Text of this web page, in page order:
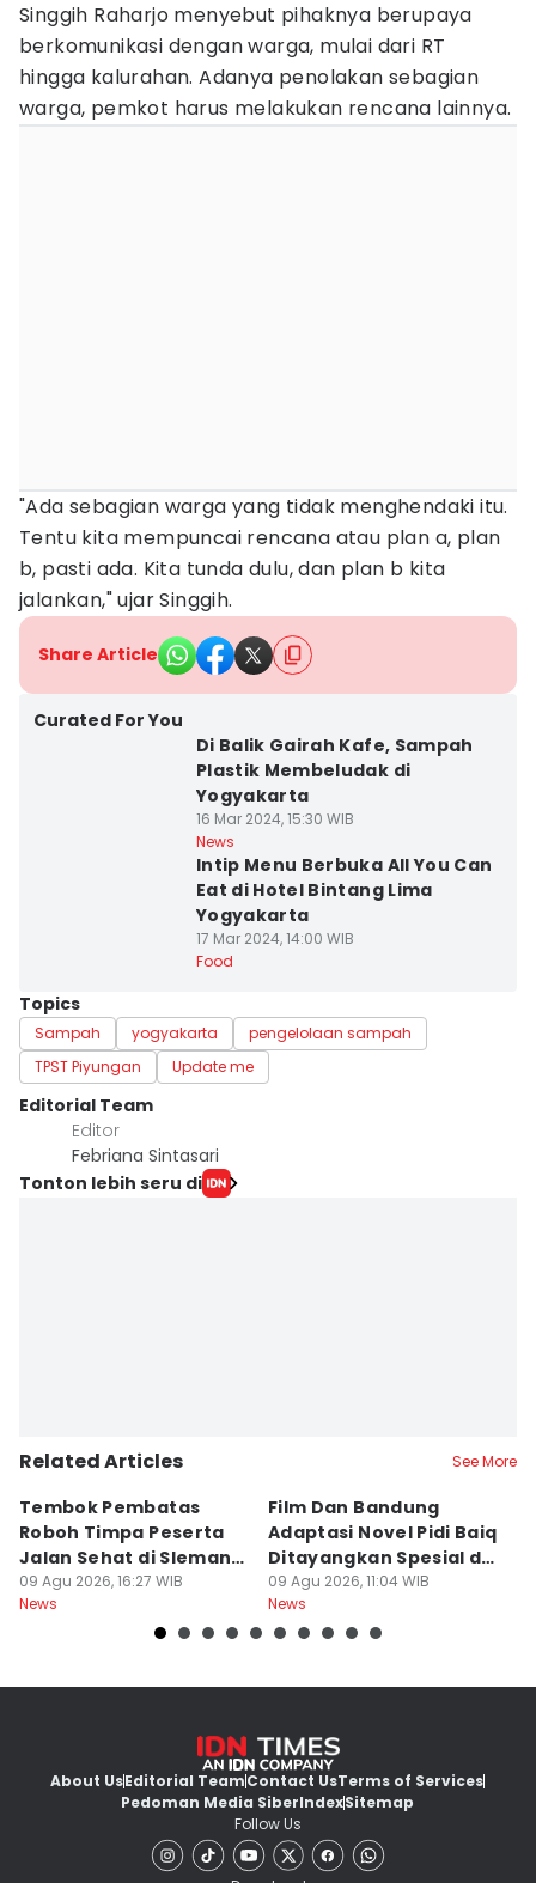
Singgih Raharjo menyebut pihaknya berupaya
berkomunikasi dengan warga, mulai dari RT
hingga kalurahan. Adanya penolakan sebagian
warga, pemkot harus melakukan rencana lainnya.
"Ada sebagian warga yang tidak menghendaki itu.
Tentu kita mempuncai rencana atau plan a, plan
b, pasti ada. Kita tunda dulu, dan plan b kita
jalankan," ujar Singgih.
Share Article
Curated For You
Di Balik Gairah Kafe, Sampah
Plastik Membeludak di
Yogyakarta
16 Mar 2024, 15:30 WIB
News
Intip Menu Berbuka All You Can
Eat di Hotel Bintang Lima
Yogyakarta
17 Mar 2024, 14:00 WIB
Food
Topics
Sampah yogyakarta
pengelolaan sampah
TPST Piyungan
Update me
Editorial Team
Editor
Febriana Sintasari
Tonton lebih seru di
Related Articles See More
Tembok Pembatas
Roboh Timpa Peserta
Jalan Sehat di Sleman,
10 Orang Luka
09 Agu 2026, 16:27 WIB
News
Film Dan Bandung
Adaptasi Novel Pidi Baiq
Ditayangkan Spesial di
Jogja
09 Agu 2026, 11:04 WIB
News
About UsEditorial TeamContact UsTerms of Services
Pedoman Media SiberIndexSitemap
Follow Us